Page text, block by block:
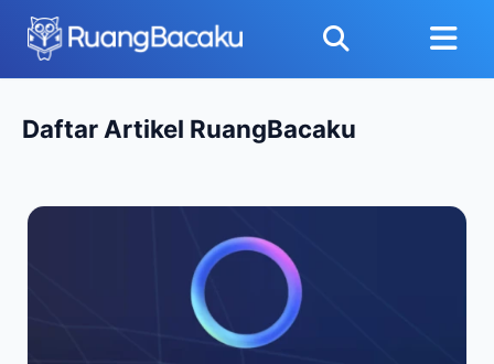
Daftar Artikel RuangBacaku